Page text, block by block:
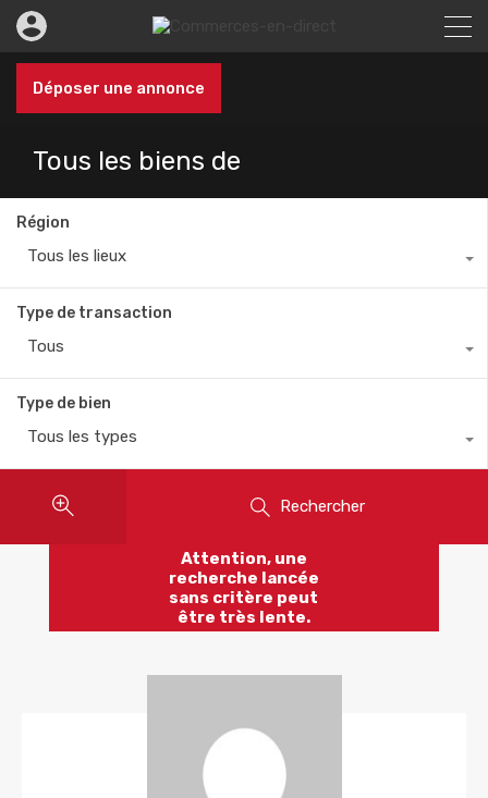
Déposer une annonce
Tous les biens de
Région
Tous les lieux
Type de transaction
Tous
Type de bien
Tous les types
Rechercher
Attention, une
recherche lancée
sans critère peut
être très lente.